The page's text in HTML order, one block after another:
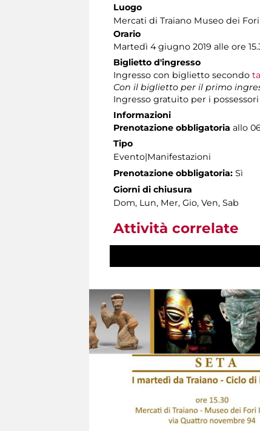
Luogo
Mercati di Traiano Museo dei
Orario
Martedì 4 giugno 2019 alle ore
Biglietto d'ingresso
Ingresso con biglietto secondo
Con il biglietto per il primo
Ingresso gratuito per i
Informazioni
Prenotazione obbligatoria allo
Tipo
Evento|Manifestazioni
Prenotazione obbligatoria: Sì
Giorni di chiusura
Dom, Lun, Mer, Gio, Ven, Sab
Attività correlate